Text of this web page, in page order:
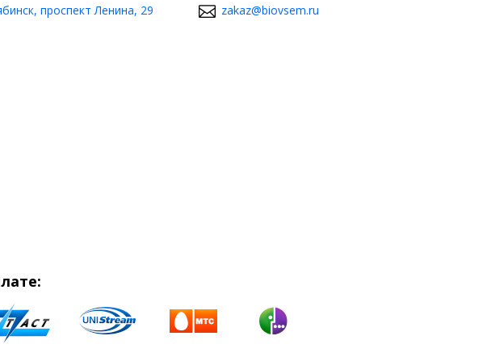
проспект Ленина, 29 zakaz@biovsem.ru